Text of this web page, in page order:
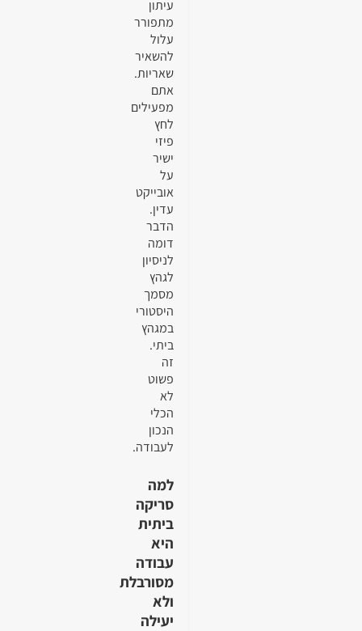
עיתון
מתפורר
עלול
להשאיר
שאריות.
אתם
מפעילים
לחץ
פיזי
ישיר
על
אובייקט
עדין.
הדבר
דומה
לניסיון
לגהץ
מסמך
היסטורי
במגהץ
ביתי.
זה
פשוט
לא
הכלי
הנכון
לעבודה.
למה
סריקה
ביתית
היא
עבודה
מסורבלת
ולא
יעילה